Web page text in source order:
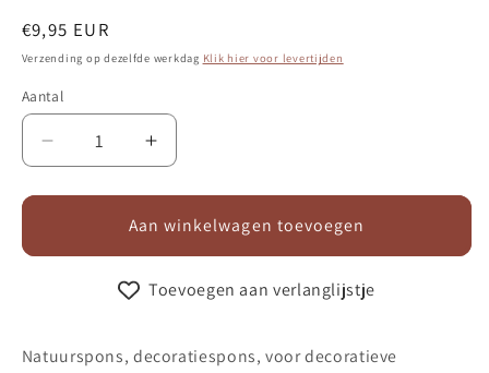
Normale
prijs
€9,95 EUR
Verzending op dezelfde werkdag Klik hier voor levertijden
Aantal
Aantal
verlagen
voor
Natuurspons
Aantal
verhogen
voor
Natuurspons
Aan winkelwagen toevoegen
Toevoegen aan verlanglijstje
Natuurspons, decoratiespons, voor decoratieve